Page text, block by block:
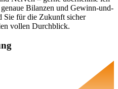
Bilanzen und Gewinn-und-
Sie für die Zukunft sicher
vollen Durchblick.